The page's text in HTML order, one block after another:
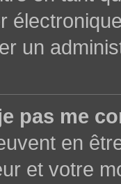
un
pas me
en
et votre